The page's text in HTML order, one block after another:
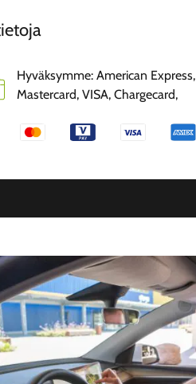
Hyväksymme: American Express,
Mastercard, VISA, Chargecard,